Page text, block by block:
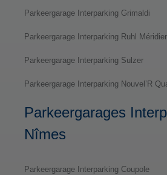
Parkeergarage Interparking Grimaldi
Parkeergarage Interparking Ruhl
Parkeergarage Interparking Sulzer
Parkeergarage Interparking Nouvel’R
Parkeergarages
Nîmes
Parkeergarage Interparking Coupole